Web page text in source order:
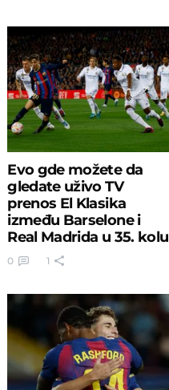
Evo gde možete da
gledate uživo TV
prenos El Klasika
između Barselone i
Real Madrida u 35. kolu
Primere
0 1